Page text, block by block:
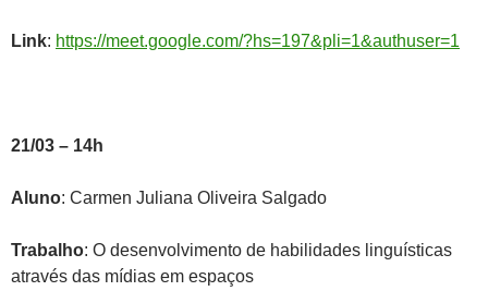
Link: https://meet.google.com/?hs=197&pli=1&authuser=1
21/03 – 14h
Aluno: Carmen Juliana Oliveira Salgado
Trabalho: O desenvolvimento de habilidades linguísticas
através das mídias em espaços